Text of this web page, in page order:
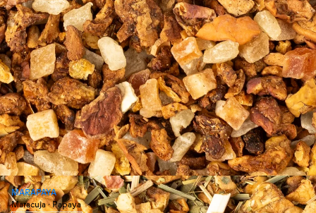
MARAPAYA
Maracuja · Papaya